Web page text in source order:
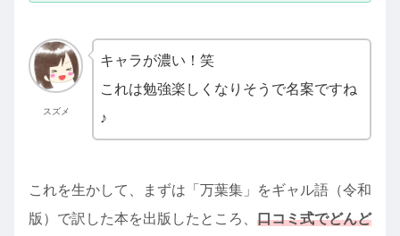
スズメ
キャラが濃い！笑
これは勉強楽しくなりそうで名案ですね
♪
これを生かして、まずは「万葉集」をギャル語（令和
版）で訳した本を出版したところ、 口コミ式でどんど